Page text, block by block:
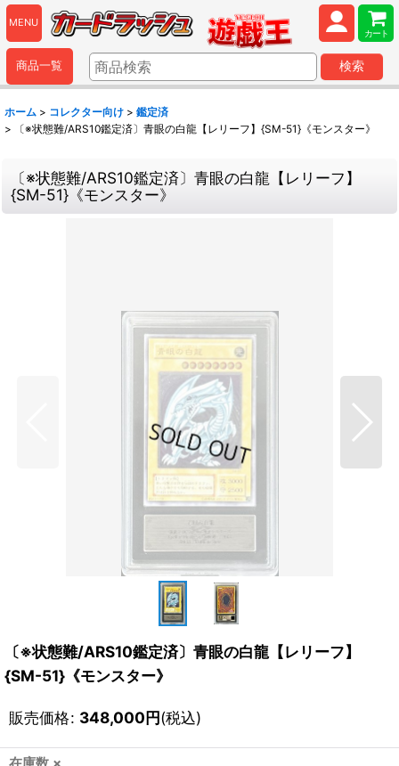
MENU
カート
商品一覧 検索
ホーム > コレクター向け > 鑑定済
>
〔※状態難/ARS10鑑定済〕青眼の白龍【レリーフ】{SM-51}《モンスター》
〔※状態難/ARS10鑑定済〕青眼の白龍【レリーフ】
{SM-51}《モンスター》
〔※状態難/ARS10鑑定済〕青眼の白龍【レリーフ】
{SM-51}《モンスター》
販売価格: 348,000円(税込)